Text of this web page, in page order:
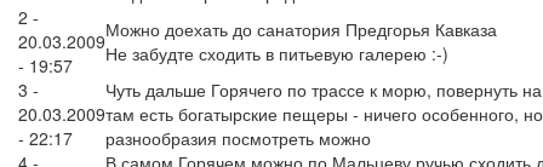
2 -
20.03.2009
- 19:57
Можно доехать до санатория Предгорья Кавказа
Не забудте сходить в питьевую галерею :-)
3 -
20.03.2009
- 22:17
Чуть дальше Горячего по трассе к морю, повернуть
там есть богатырские пещеры - ничего особенного,
разнообразия посмотреть можно
4 -
В самом Горячем можно по Мальцеву ручью сходить